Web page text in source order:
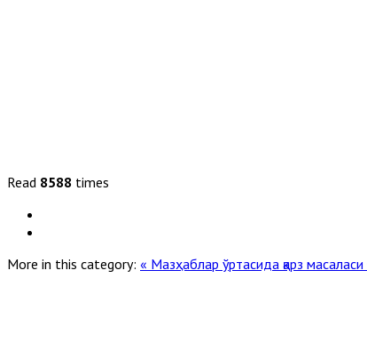
Read 8588 times
More in this category: « Мазҳаблар ўртасида қарз масаласи